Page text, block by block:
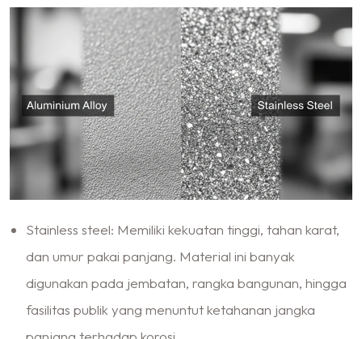
Stainless steel: Memiliki kekuatan tinggi, tahan karat,
dan umur pakai panjang. Material ini banyak
digunakan pada jembatan, rangka bangunan, hingga
fasilitas publik yang menuntut ketahanan jangka